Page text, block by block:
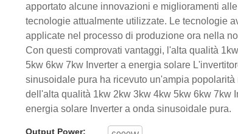
apportato alcune innovazioni e miglioramenti
tecnologie attualmente utilizzate. Le tecnologie
applicate nel processo di produzione ora nella
Con questi comprovati vantaggi, l'alta qualità
5kw 6kw 7kw Inverter a energia solare
sinusoidale pura ha ricevuto un'ampia popolarità
dell'alta qualità 1kw 2kw 3kw 4kw 5kw 6kw 7kw
energia solare Inverter a onda sinusoidale pura.
Output Power: